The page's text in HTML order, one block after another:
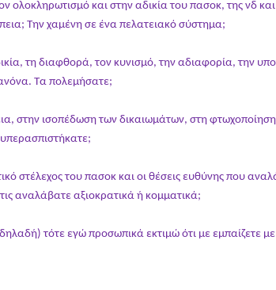
ολοκληρωτισμό και στην αδικία του πασοκ, της νδ
Την χαμένη σε ένα πελατειακό σύστημα;
τη διαφθορά, τον κυνισμό, την αδιαφορία, την
Τα πολεμήσατε;
στην ισοπέδωση των δικαιωμάτων, στη φτωχοποίηση
στέλεχος του πασοκ και οι θέσεις ευθύνης που
αναλάβατε αξιοκρατικά ή κομματικά;
τότε εγώ προσωπικά εκτιμώ ότι με εμπαίζετε